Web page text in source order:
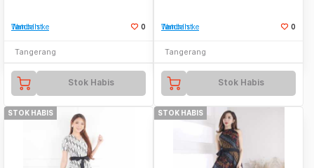
Tambah ke Watchlist 0
Tangerang
Stok Habis
Tambah ke Watchlist 0
Tangerang
Stok Habis
STOK HABIS STOK HABIS